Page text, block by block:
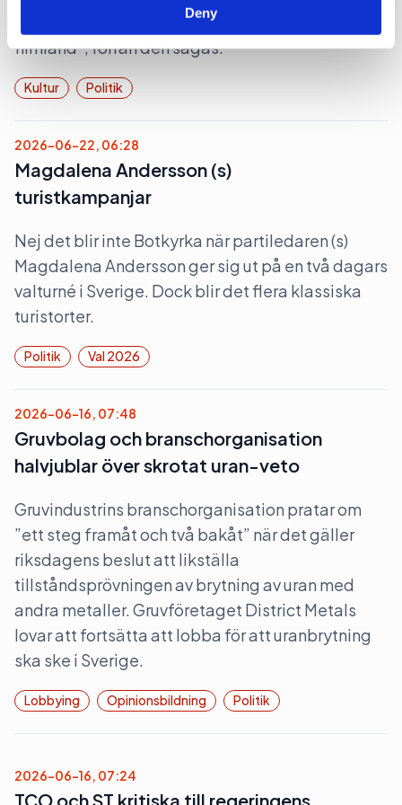
Deny
proposition ”Ny politisk inriktning för ett starkare
filmland”, förrän den sågas.
Kultur Politik
2026-06-22, 06:28
Magdalena Andersson (s)
turistkampanjar
Nej det blir inte Botkyrka när partiledaren (s)
Magdalena Andersson ger sig ut på en två dagars
valturné i Sverige. Dock blir det flera klassiska
turistorter.
Politik Val 2026
2026-06-16, 07:48
Gruvbolag och branschorganisation
halvjublar över skrotat uran-veto
Gruvindustrins branschorganisation pratar om
”ett steg framåt och två bakåt” när det gäller
riksdagens beslut att likställa
tillståndsprövningen av brytning av uran med
andra metaller. Gruvföretaget District Metals
lovar att fortsätta att lobba för att uranbrytning
ska ske i Sverige.
Lobbying Opinionsbildning Politik
2026-06-16, 07:24
TCO och ST kritiska till regeringens